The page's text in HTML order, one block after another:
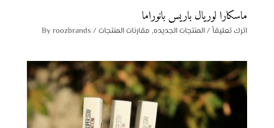
ماسكارا لوريال باريس بانوراما
اترك تعليقاً/المنتجات الجديده, مقارنات المنتجات / By
roozbrands